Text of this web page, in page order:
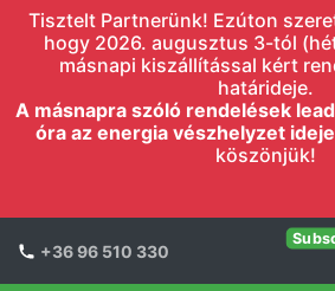
Tisztelt Partnerünk! Ezúton
hogy 2026. augusztus 3-tól
másnapi kiszállítással kért
határideje.
A másnapra szóló rendelések
óra az energia vészhelyzet
köszönjük!
+36 96 510 330